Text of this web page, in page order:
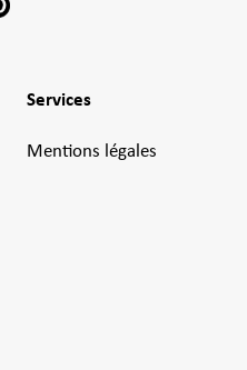
Services
Mentions légales